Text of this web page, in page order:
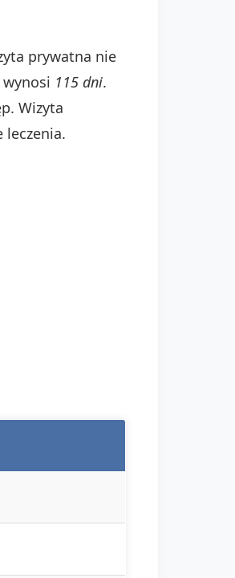
prywatna nie
115 dni.
Wizyta
leczenia.